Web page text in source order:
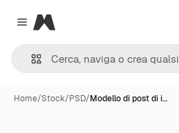
Close menu
Magnific
Home/Stock/PSD/Modello di post di i…